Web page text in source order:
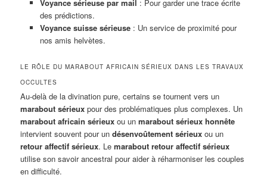
Voyance sérieuse par mail : Pour garder une trace écrite
des prédictions.
Voyance suisse sérieuse: Un service de proximité pour
nos amis helvètes.
LE RÔLE DU MARABOUT AFRICAIN SÉRIEUX DANS LES TRAVAUX
OCCULTES
Au-delà de la divination pure, certains se tournent vers un
marabout sérieux pour des problématiques plus complexes. Un
marabout africain sérieux ou unmarabout sérieux honnête
intervient souvent pour undésenvoûtement sérieux ou un
retour affectif sérieux. Lemarabout retour affectif sérieux
utilise son savoir ancestral pour aider à réharmoniser les couples
en difficulté.